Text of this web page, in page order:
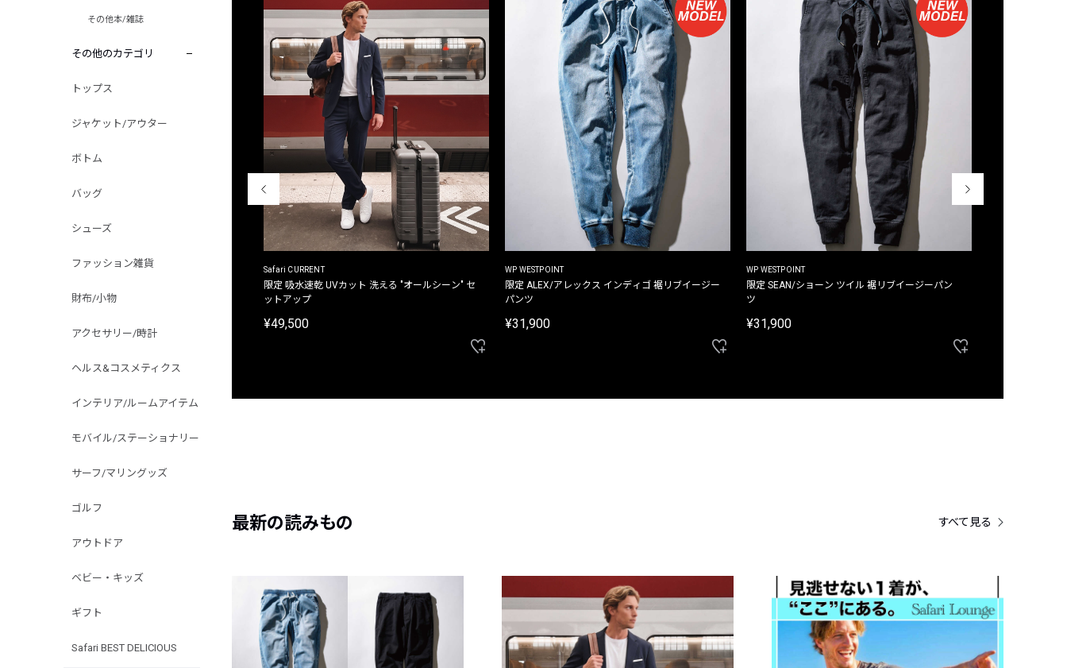
その他本/雑誌
その他のカテゴリ
トップス
ジャケット/アウター
ボトム
バッグ
シューズ
ファッション雑貨
財布/小物
アクセサリー/時計
ヘルス&コスメティクス
インテリア/ルームアイテム
モバイル/ステーショナリー
サーフ/マリングッズ
ゴルフ
アウトドア
ベビー・キッズ
ギフト
Safari BEST DELICIOUS
Safari CURRENT
限定 吸水速乾 UVカット 洗える "オールシーン" セ
ットアップ
¥49,500
WP WESTPOINT
限定 ALEX/アレックス インディゴ 裾リブイージー
パンツ
¥31,900
WP WESTPOINT
限定 SEAN/ショーン ツイル 裾リブイージーパン
ツ
¥31,900
最新の読みもの すべて見る